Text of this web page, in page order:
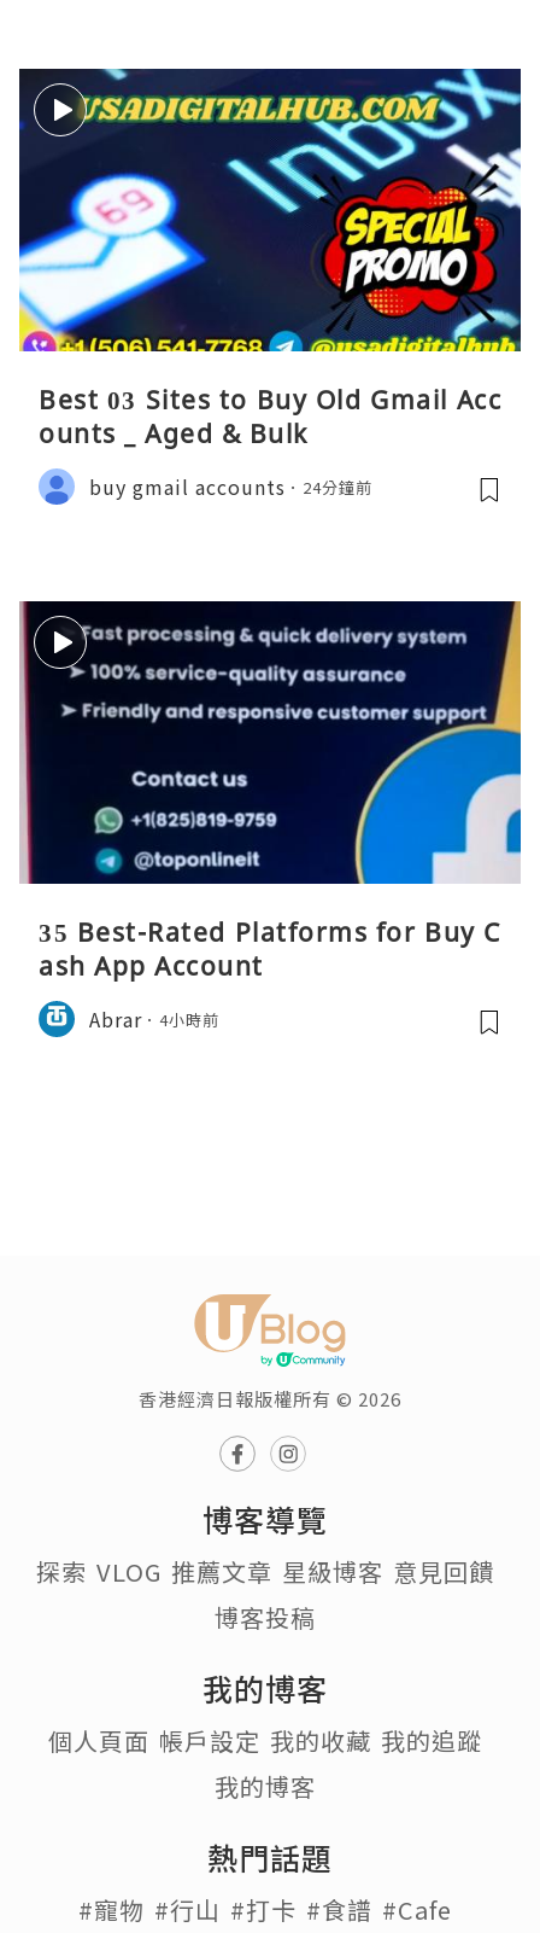
Best 03 Sites to Buy Old Gmail Acc
ounts _ Aged & Bulk
buy gmail accounts 24分鐘前
35 Best-Rated Platforms for Buy C
ash App Account
Abrar 4小時前
香港經濟日報版權所有 © 2026
博客導覽
探索 VLOG 推薦文章 星級博客 意見回饋
博客投稿
我的博客
個人頁面 帳戶設定 我的收藏 我的追蹤
我的博客
熱門話題
#寵物 #行山 #打卡 #食譜 #Cafe